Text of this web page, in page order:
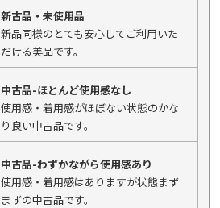
新古品・未使用品
新品同様のとても安心してご利用いた
だける美品です。
中古品-ほとんど使用感なし
使用感・着用感がほぼない状態のかな
り良い中古品です。
中古品-わずかながら使用感あり
使用感・着用感はありますが状態まず
まずの中古品です。